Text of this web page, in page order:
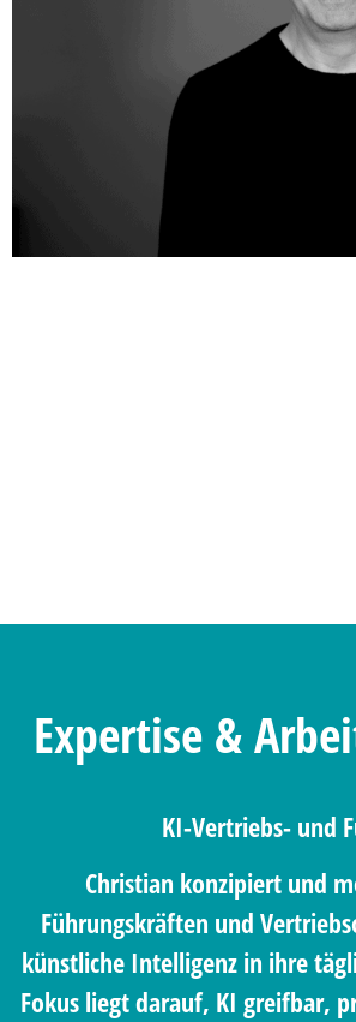
Expertise &
KI-Vertriebs- und
Christian konzipiert und
Führungskräften und
künstliche Intelligenz in ihre
Fokus liegt darauf, KI greifbar,